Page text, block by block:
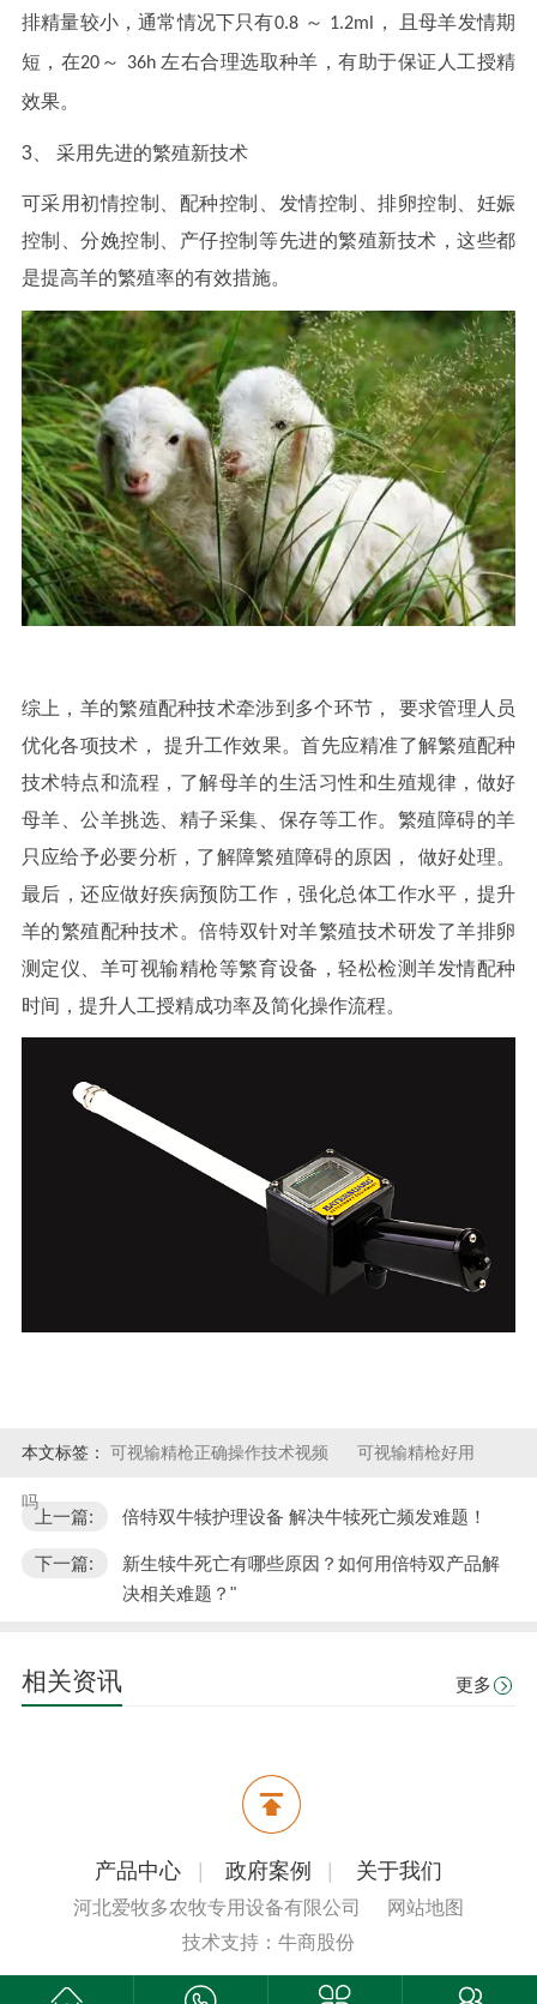
排精量较小，通常情况下只有0.8 ～ 1.2ml
， 且母羊发情期
短，在20 ～ 36h左右合理选取种羊，有助于保证人工授精
效果。
3、 采用先进的繁殖新技术
可采用初情控制、配种控制、发情控制、排卵控制、妊娠
控制、分娩控制、产仔控制等先进的繁殖新技术，这些都
是提高羊的繁殖率的有效措施。
综上，羊的繁殖配种技术牵涉到多个环节，
要求管理人员
优化各项技术，
提升工作效果。首先应精准了解繁殖配种
技术特点和流程，了解母羊的生活习性和生殖规律，做好
母羊、公羊挑选、精子采集、保存等工作。繁殖障碍的羊
只应给予必要分析，了解障繁殖障碍的原因，
做好处理。
最后，还应做好疾病预防工作，强化总体工作水平，提升
羊的繁殖配种技术。倍特双针对羊繁殖技术研发了羊排卵
测定仪、羊可视输精枪等繁育设备，轻松检测羊发情配种
时间，提升人工授精成功率及简化操作流程。
本文标签： 可视输精枪正确操作技术视频 可视输精枪好用
吗
上一篇: 倍特双牛犊护理设备 解决牛犊死亡频发难题！
下一篇:
新生犊牛死亡有哪些原因？如何用倍特双产品解
决相关难题？"
相关资讯 更多
产品中心 | 政府案例 | 关于我们
河北爱牧多农牧专用设备有限公司
网站地图
技术支持：牛商股份